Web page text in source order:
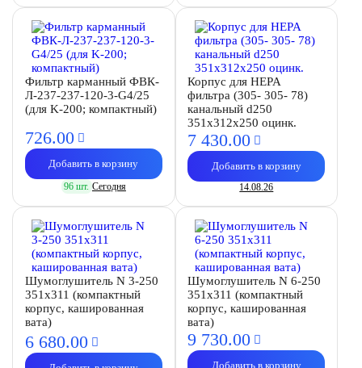
Фильтр карманный ФВК-
Л-237-237-120-3-G4/25
(для K-200; компактный)
726.00
Добавить в корзину
96 шт. Сегодня
Корпус для HEPA
фильтра (305- 305- 78)
канальный d250
351х312х250 оцинк.
7 430.00
Добавить в корзину
14.08.26
Шумоглушитель N 3-250
351х311 (компактный
корпус, кашированная
вата)
6 680.00
Шумоглушитель N 6-250
351х311 (компактный
корпус, кашированная
вата)
9 730.00
Добавить в корзину